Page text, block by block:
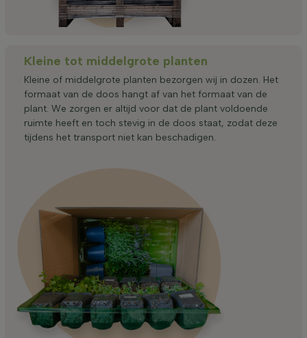
Kleine tot middelgrote planten
Kleine of middelgrote planten bezorgen wij in dozen. Het
formaat van de doos hangt af van het formaat van de
plant. We zorgen er altijd voor dat de plant voldoende
ruimte heeft en toch stevig in de doos staat, zodat deze
tijdens het transport niet kan beschadigen.